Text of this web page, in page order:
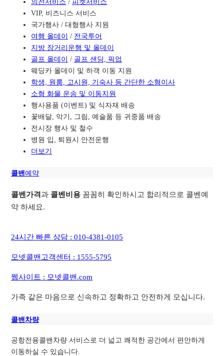
의전서비스 /피켓서비스
VIP, 비즈니스 서비스
국가행사 / 대형행사 지원
여행 올데이 / 전국투어
지방 장거리운행 및 올데이
골프 올데이 / 골프 샌딩, 픽업
웨딩카 올데이 및 하객 이동 지원
학생, 원룸, 고시원, 기숙사 등 간단한 소형이사
소형 화물 운송 및 이동지원
행사용품 (이벤트) 및 식자재 배송
꽃배달, 악기, 그림, 예술품 등 귀중품 배송
전시장 행사 및 철수
병원 입, 퇴원시 안전운행
더보기
콜밴예약
콜벤가격과 콜벤비용 꼼꼼히 확인하시고 합리적으로 콜벤예
약 하세요.
24시간 빠른 상담 : 010-4381-0105
모넷콜밴고객센터 : 1555-5795
웹사이트 : 모넷콜밴.com
가족 같은 마음으로 신속하고 정확하고 안전하게 모십니다.
콜밴차량
공항전용콜밴차량 서비스로 더 넓고 쾌적한 공간에서 편안하게
이동하실 수 있습니다.